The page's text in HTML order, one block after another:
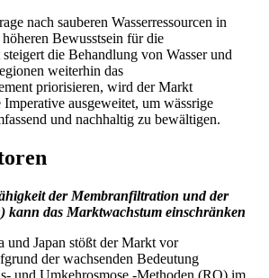
nach sauberen Wasserressourcen in
Bewusstsein für die
die Behandlung von Wasser und
weiterhin das
priorisieren, wird der Markt
ausgeweitet, um wässrige
und nachhaltig zu bewältigen.
der Membranfiltration und der
kann das Marktwachstum einschränken
und Japan stößt der Markt vor
der wachsenden Bedeutung
und Umkehrosmose -Methoden (RO) im